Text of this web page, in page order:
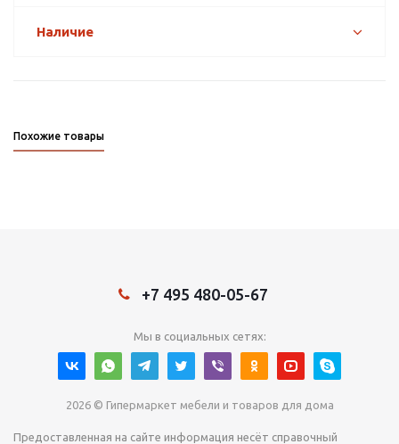
Наличие
Похожие товары
+7 495 480-05-67
Мы в социальных сетях:
2026 © Гипермаркет мебели и товаров для дома
Предоставленная на сайте информация несёт справочный